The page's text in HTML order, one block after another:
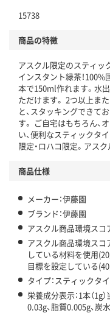
仕組
この商品の環境配慮ポイ
アスクル商品環境スコア
15738
商品の特徴
アスクル限定のスティッ
インスタント緑茶！
本で150ml作れます。水
ただけます。 2つ以上ま
と、スタッキングできて
す。 ご自宅はもちろん、
い、便利なスティックタ
限定・ロハコ限定。アス
商品仕様
メーカー：伊藤園
ブランド：伊藤園
アスクル商品環境スコ
アスクル商品環境ス
している材料を使用
目標を設定している
タイプ：スティックタ
栄養成分表示：1本（1g
0.03g、脂質0.005g、炭